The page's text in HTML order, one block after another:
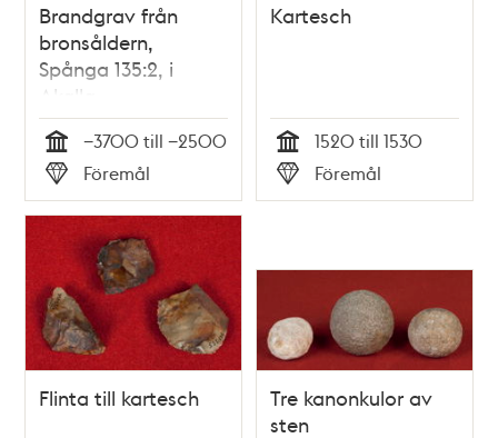
Brandgrav från
bronsåldern,
Spånga 135:2, i
Akalla.
Tid
−3700 till −2500
Typ
Föremål
Kartesch
Tid
1520 till 1530
Typ
Föremål
Flinta till kartesch
Tre kanonkulor av
sten